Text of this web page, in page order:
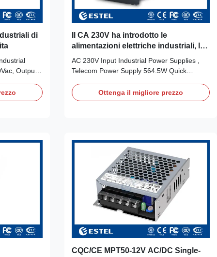
di
Output
China
Brand
TLC
Shipping
Il CA 230V ha introdotto le
alimentazioni elettriche industriali, le
Telecomunicazioni l'alimentazione
elettrica 564.5W
AC 230V Input Industrial Power Supplies ,
Telecom Power Supply 564.5W Quick
(Mainland) Input Voltage: AC230V Brand
Name: ESTEL Input Frequency 50/60Hz
+12.5VDC, +24VDC Certification: ISO9001,
CE, UL Output Current: 15A, 10A, 15A
Application: industrial equipments Output
Efficiency: 74%, 76%, 80% Payment &
Shipping Terms:
Ottenga il migliore prezzo
CQC/CE MPT50-12V AC/DC Single-